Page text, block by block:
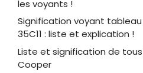
les voyants !
Signification voyant
35C11 : liste et explication !
Liste et signification de
Cooper